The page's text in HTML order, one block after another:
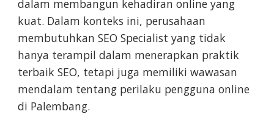
dalam membangun kehadiran online yang
kuat. Dalam konteks ini, perusahaan
membutuhkan SEO Specialist yang tidak
hanya terampil dalam menerapkan praktik
terbaik SEO, tetapi juga memiliki wawasan
mendalam tentang perilaku pengguna online
di Palembang.